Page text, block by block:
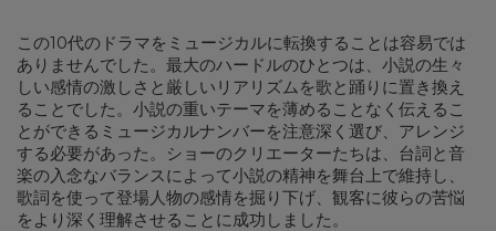
この10代のドラマをミュージカルに転換することは容易では
ありませんでした。最大のハードルのひとつは、小説の生々
しい感情の激しさと厳しいリアリズムを歌と踊りに置き換え
ることでした。小説の重いテーマを薄めることなく伝えるこ
とができるミュージカルナンバーを注意深く選び、アレンジ
する必要があった。ショーのクリエーターたちは、台詞と音
楽の入念なバランスによって小説の精神を舞台上で維持し、
歌詞を使って登場人物の感情を掘り下げ、観客に彼らの苦悩
をより深く理解させることに成功しました。